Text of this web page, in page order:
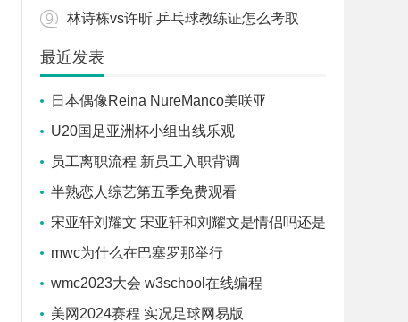
林诗栋vs许昕 乒乓球教练证怎么考取
最近发表
日本偶像Reina NureManco美咲亚
U20国足亚洲杯小组出线乐观
员工离职流程 新员工入职背调
半熟恋人综艺第五季免费观看
宋亚轩刘耀文 宋亚轩和刘耀文是情侣吗还是
闺蜜
mwc为什么在巴塞罗那举行
wmc2023大会 w3school在线编程
美网2024赛程 实况足球网易版